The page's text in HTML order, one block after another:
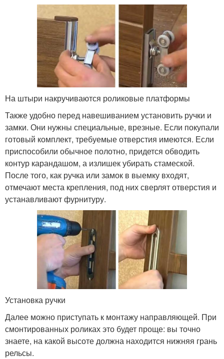
На штыри накручиваются роликовые платформы
Также удобно перед навешиванием установить ручки и
замки. Они нужны специальные, врезные. Если покупали
готовый комплект, требуемые отверстия имеются. Если
приспособили обычное полотно, придется обводить
контур карандашом, а излишек убирать стамеской.
После того, как ручка или замок в выемку входят,
отмечают места крепления, под них сверлят отверстия и
устанавливают фурнитуру.
Установка ручки
Далее можно приступать к монтажу направляющей. При
смонтированных роликах это будет проще: вы точно
знаете, на какой высоте должна находится нижняя грань
рельсы.